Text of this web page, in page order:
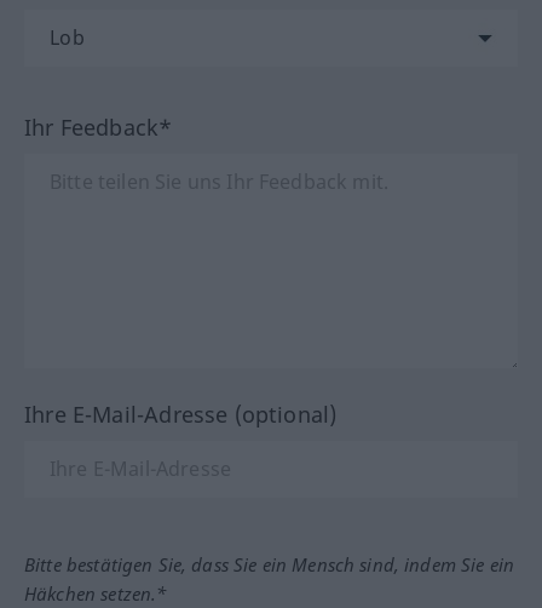
Ihr Feedback*
Ihre E-Mail-Adresse (optional)
Bitte bestätigen Sie, dass Sie ein Mensch sind, indem Sie ein
Häkchen setzen.*